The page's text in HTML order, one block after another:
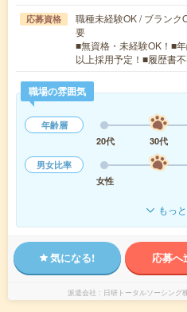
応募資格
職種未経験OK / ブランク
要
■無資格・未経験OK！■
以上採用予定！■履歴書
職場の雰囲気
年齢層
20代
30代
男女比率
女性
もっ
気になる! 応募へ
派遣会社 日研トータルソーシン